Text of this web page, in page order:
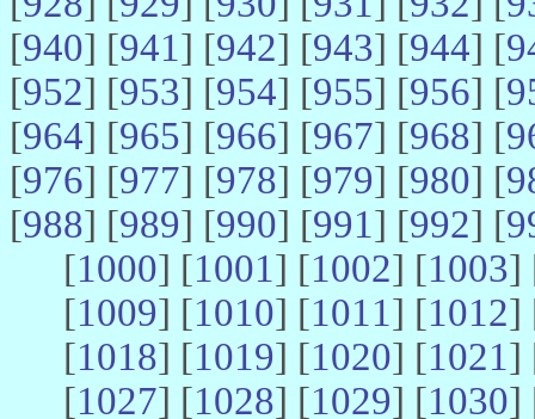
[940] [941] [942] [943] [944] [
[952] [953] [954] [955] [956] [
[964] [965] [966] [967] [968] [
[976] [977] [978] [979] [980] [
[988] [989] [990] [991] [992] [
[1000] [1001] [1002] [1003]
[1009] [1010] [1011] [1012]
[1018] [1019] [1020] [1021]
[1027] [1028] [1029] [1030]